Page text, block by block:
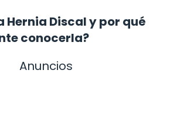
Hernia Discal y por qué
conocerla?
Anuncios